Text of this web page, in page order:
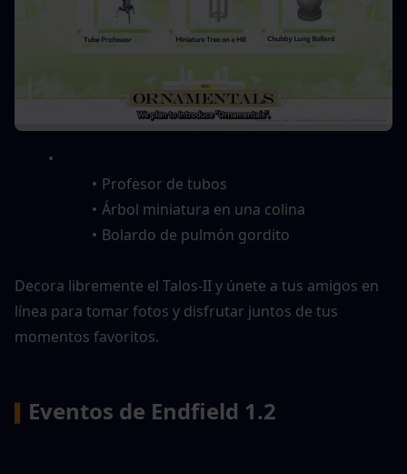
Profesor de tubos
Árbol miniatura en una colina
Bolardo de pulmón gordito
Decora libremente el Talos-II y únete a tus amigos en
línea para tomar fotos y disfrutar juntos de tus
momentos favoritos.
Eventos de Endfield 1.2